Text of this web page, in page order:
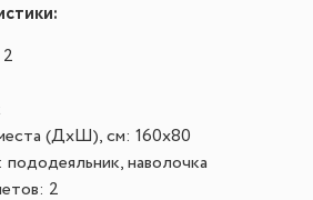
места (ДхШ), см: 160х80
наволочка
2